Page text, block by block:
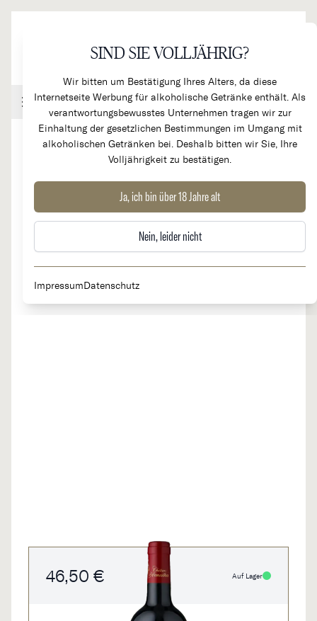
SIND SIE VOLLJÄHRIG?
Wir bitten um Bestätigung Ihres Alters, da diese
Internetseite Werbung für alkoholische Getränke enthält. Als
verantwortungsbewusstes Unternehmen tragen wir zur
Einhaltung der gesetzlichen Bestimmungen im Umgang mit
alkoholischen Getränken bei. Deshalb bitten wir Sie, Ihre
Volljährigkeit zu bestätigen.
Ja, ich bin über 18 Jahre alt
Nein, leider nicht
ImpressumDatenschutz
Handel & Gastronomie Kundenkonto Warenkorb
Chateau d'Armailhac 5e Cru
Classé
46,50 € Auf Lager